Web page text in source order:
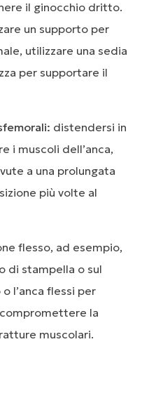
il ginocchio dritto.
un supporto per
utilizzare una sedia
per supportare il
distendersi in
i muscoli dell’anca,
a una prolungata
più volte al
flesso, ad esempio,
di stampella o sul
l’anca flessi per
la
muscolari.